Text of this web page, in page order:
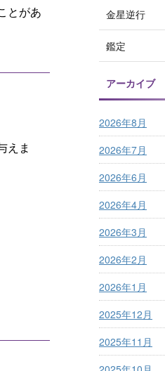
とがあ
えま
金星逆行
鑑定
アーカイブ
2026年8月
2026年7月
2026年6月
2026年4月
2026年3月
2026年2月
2026年1月
2025年12月
2025年11月